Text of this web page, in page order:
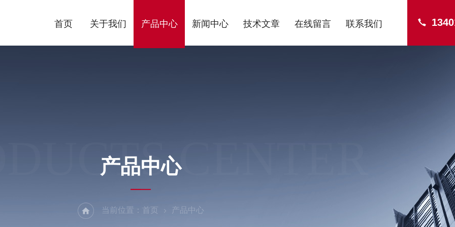
首页 关于我们 产品中心 新闻中心 技术文章 在线留言 联系我们
CENTER
产品中心
当前位置： 首页 产品中心